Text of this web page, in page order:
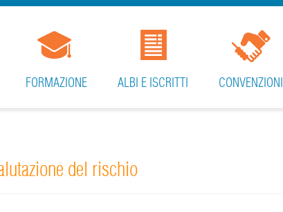
FORMAZIONE ALBI E ISCRITTI CONVENZIONI
del rischio